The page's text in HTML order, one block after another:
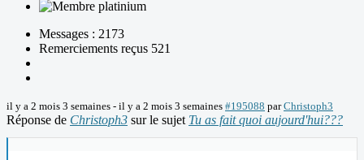
Messages : 2173
Remerciements reçus 521
il y a 2 mois 3 semaines - il y a 2 mois 3 semaines #195088 parChristoph3
Réponse de Christoph3 sur le sujet Tu as fait quoi aujourd'hui???